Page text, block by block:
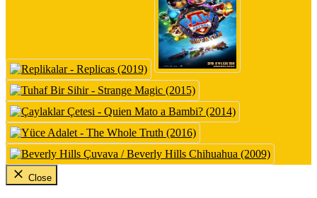
Close